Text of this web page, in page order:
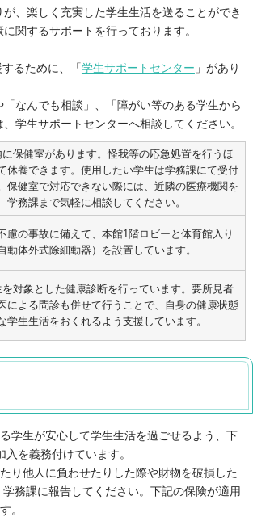
、楽しく充実した学生生活を送ることができ
関するサポートを行っております。
るために、「学生サポートセンター 」があり
んでも相談」、「障がい等のある学生から
学生サポートセンターへ相談してください。
保健室があります。怪我等の応急処置を行うほ
休養できます。使用したい学生は学務課にて受付
保健室で対応できない際には、近隣の医療機関を
学務課まで気軽に相談してください。
慮の事故に備えて、本館1階ロビーと体育館入り
動体外式除細動器）を設置しています。
対象とした健康診断を行っています。要所見者
による問診も併せて行うことで、自身の健康状態
学生生活をおくれるよう支援しています。
学生が安心して学生生活を過ごせるよう、下
を義務付けています。
り他人に負わせたりした際や財物を破損した
務課に報告してください。下記の保険が適用
。